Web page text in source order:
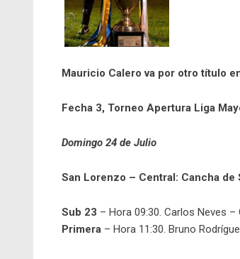
Mauricio Calero va por otro título
Fecha 3, Torneo Apertura Liga
Domingo 24 de Julio
San Lorenzo – Central: Cancha
Sub 23 – Hora 09:30. Carlos Neves
Primera – Hora 11:30. Bruno